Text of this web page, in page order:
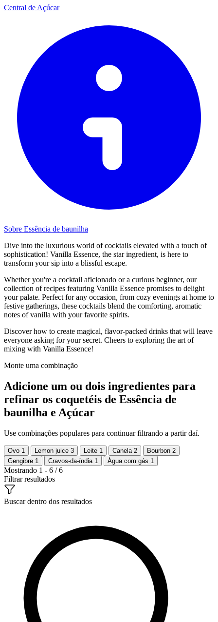
Central de Açúcar
Sobre Essência de baunilha
Dive into the luxurious world of cocktails elevated with a touch of
sophistication! Vanilla Essence, the star ingredient, is here to
transform your sip into a blissful escape.
Whether you're a cocktail aficionado or a curious beginner, our
collection of recipes featuring Vanilla Essence promises to delight
your palate. Perfect for any occasion, from cozy evenings at home to
festive gatherings, these cocktails blend the comforting, aromatic
notes of vanilla with your favorite spirits.
Discover how to create magical, flavor-packed drinks that will leave
everyone asking for your secret. Cheers to exploring the art of
mixing with Vanilla Essence!
Monte uma combinação
Adicione um ou dois ingredientes para
refinar os coquetéis de Essência de
baunilha e Açúcar
Use combinações populares para continuar filtrando a partir daí.
Ovo 1 Lemon juice 3 Leite 1 Canela 2 Bourbon 2
Gengibre 1 Cravos-da-índia 1 Água com gás 1
Mostrando 1 - 6 / 6
Filtrar resultados
Buscar dentro dos resultados